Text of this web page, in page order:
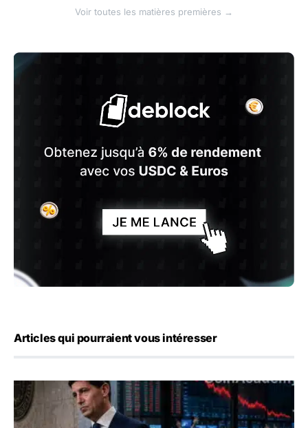
Voir toutes les matières premières →
Articles qui pourraient vous intéresser
Kevin Warsh maintient sa communication minimaliste